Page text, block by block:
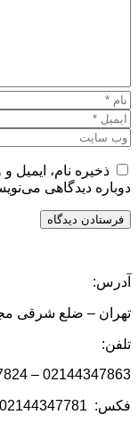
ذخیره نام، ایمیل
دوباره دیدگاهی
آدرس:
تهران – ضلع شرقی
تلفن:
02144347863 – 02144347824 – 02144347815
فکس: 02144347781